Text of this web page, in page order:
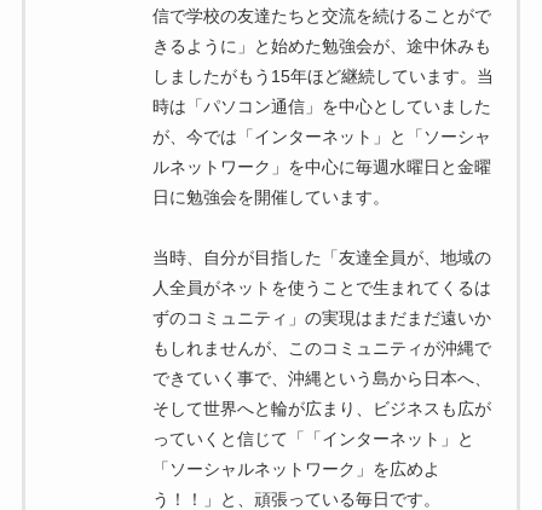
信で学校の友達たちと交流を続けることがで
きるように」と始めた勉強会が、途中休みも
しましたがもう15年ほど継続しています。当
時は「パソコン通信」を中心としていました
が、今では「インターネット」と「ソーシャ
ルネットワーク」を中心に毎週水曜日と金曜
日に勉強会を開催しています。
当時、自分が目指した「友達全員が、地域の
人全員がネットを使うことで生まれてくるは
ずのコミュニティ」の実現はまだまだ遠いか
もしれませんが、このコミュニティが沖縄で
できていく事で、沖縄という島から日本へ、
そして世界へと輪が広まり、ビジネスも広が
っていくと信じて「「インターネット」と
「ソーシャルネットワーク」を広めよ
う！！」と、頑張っている毎日です。